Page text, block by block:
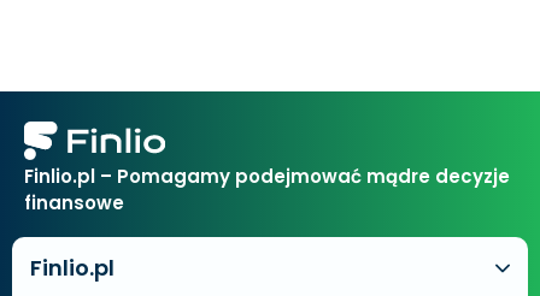
Finlio.pl – Pomagamy podejmować mądre decyzje
finansowe
Finlio.pl